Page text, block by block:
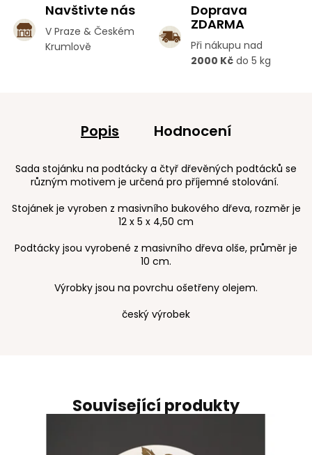
Navštivte nás
V Praze & Českém
Krumlově
Doprava
ZDARMA
Při nákupu nad
2000 Kč do 5 kg
Související produkty
Popis Hodnocení
Sada stojánku na podtácky a čtyř dřevěných podtácků se
různým motivem je určená pro příjemné stolování.
Stojánek je vyroben z masivního bukového dřeva, rozměr je
12 x 5 x 4,50 cm
Podtácky jsou vyrobené z masivního dřeva olše, průměr je
10 cm.
Výrobky jsou na povrchu ošetřeny olejem.
český výrobek